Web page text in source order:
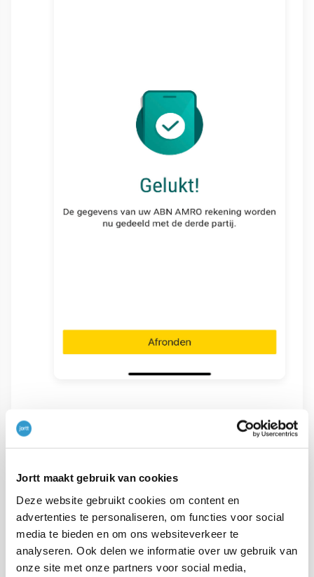
Jortt maakt gebruik van cookies
Deze website gebruikt cookies om content en
advertenties te personaliseren, om functies voor social
media te bieden en om ons websiteverkeer te
analyseren. Ook delen we informatie over uw gebruik van
onze site met onze partners voor social media,
Op de webpagina van de ABN AMRO bank staat de
melding “Na het voltooien van de goedkeuring in
de App klik op voltooien”. Klik op